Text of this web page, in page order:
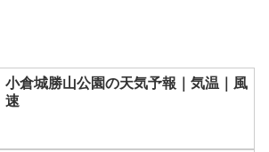
小倉城勝山公園の天気予報｜気温｜風
速